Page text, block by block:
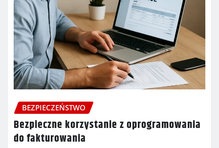
BEZPIECZEŃSTWO
Bezpieczne korzystanie z oprogramowania
do fakturowania